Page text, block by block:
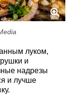
луком,
и
надрезы
и лучше